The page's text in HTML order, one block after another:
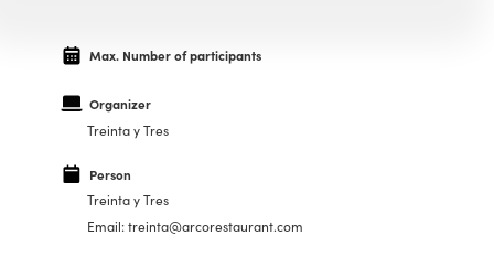
Max. Number of participants
Organizer
Treinta y Tres
Person
Treinta y Tres
Email: treinta@arcorestaurant.com